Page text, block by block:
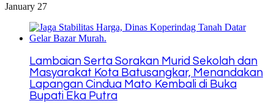
January 27
Lambaian Serta Sorakan Murid Sekolah dan
Masyarakat Kota Batusangkar, Menandakan
Lapangan Cindua Mato Kembali di Buka
Bupati Eka Putra